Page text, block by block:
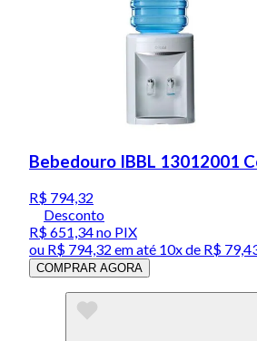
Bebedouro IBBL 13012001
R$ 794,32
Desconto
R$ 651,34no PIX
ou R$ 794,32 em até 10x de R$
COMPRAR AGORA